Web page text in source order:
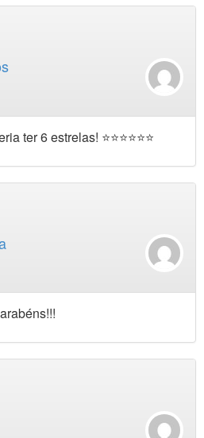
ter 6 estrelas! ⭐️⭐️⭐️⭐️⭐️⭐️